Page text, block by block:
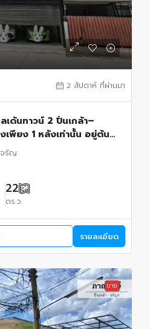
2 สัปดาห์ ที่ผ่านมา
เด้นทาวน์ 2 ปิ่นเกล้า–
พียง 1 หลังเท่านั้น อยู่ต้น
วก ตกแต่ง สไตล์มินิมอล
จรัญ
22
ตร.ว.
รายละเอียด
ขาย